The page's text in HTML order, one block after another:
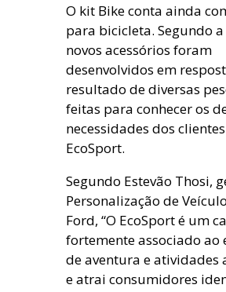
O kit Bike conta ainda
para bicicleta. Segundo a
novos acessórios foram
desenvolvidos em
resultado de diversas
feitas para conhecer os
necessidades dos
EcoSport.
Segundo Estevão Thosi,
Personalização de
Ford, “O EcoSport é um
fortemente associado ao
de aventura e atividades
e atrai consumidores